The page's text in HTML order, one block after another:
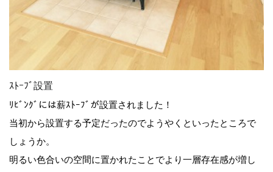
ｽﾄｰﾌﾞ設置
ﾘﾋﾞﾝｸﾞには薪ｽﾄｰﾌﾞが設置されました！
当初から設置する予定だったのでようやくといったところで
しょうか。
明るい色合いの空間に置かれたことでより一層存在感が増し